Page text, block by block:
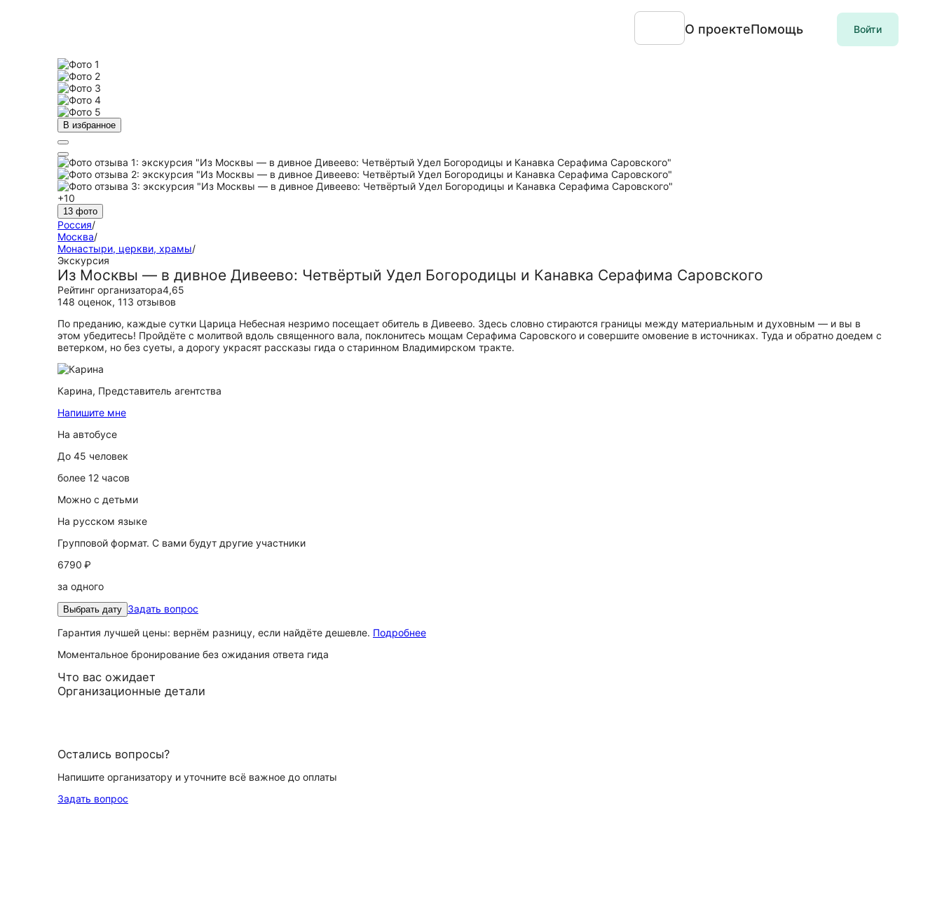
О проектеПомощь Войти
В избранное
+10
13 фото
Россия/
Москва/
Монастыри, церкви, храмы/
Экскурсия
Из Москвы — в дивное Дивеево: Четвёртый Удел Богородицы и Канавка Серафима Саровского
Рейтинг организатора4,65
148 оценок, 113 отзывов
По преданию, каждые сутки Царица Небесная незримо посещает обитель в Дивеево. Здесь словно стираются границы между материальным и духовным — и вы в
этом убедитесь! Пройдёте с молитвой вдоль священного вала, поклонитесь мощам Серафима Саровского и совершите омовение в источниках. Туда и обратно доедем с
ветерком, но без суеты, а дорогу украсят рассказы гида о старинном Владимирском тракте.
Карина, Представитель агентства
Напишите мне
На автобусе
До 45 человек
более 12 часов
Можно с детьми
На русском языке
Групповой формат. С вами будут другие участники
6790 ₽
за одного
Выбрать дату Задать вопрос
Гарантия лучшей цены: вернём разницу, если найдёте дешевле. Подробнее
Моментальное бронирование без ожидания ответа гида
Что вас ожидает
Организационные детали
Остались вопросы?
Напишите организатору и уточните всё важное до оплаты
Задать вопрос